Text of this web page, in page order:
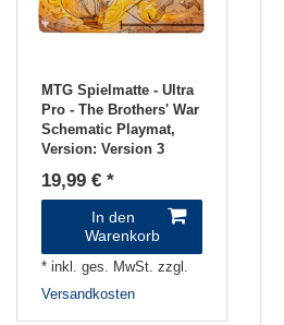
MTG Spielmatte - Ultra
Pro - The Brothers' War
Schematic Playmat,
Version: Version 3
19,99 € *
In den
Warenkorb
*inkl. ges. MwSt. zzgl.
Versandkosten